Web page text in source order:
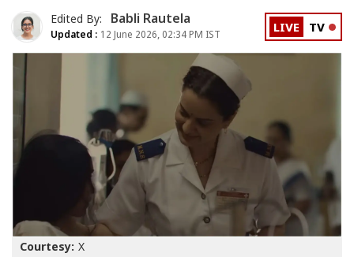
Edited By: Babli Rautela
Updated : 12 June 2026, 02:34 PM IST LIVE TV
Courtesy: X